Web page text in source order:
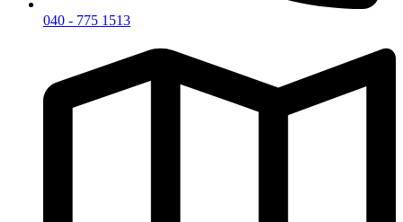
040 - 775 1513